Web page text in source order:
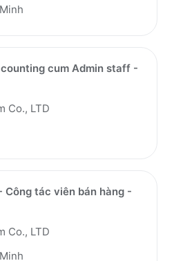
cum Admin staff -
Co., LTD
Công tác viên bán hàng -
Co., LTD